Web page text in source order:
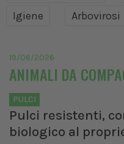
Igiene
Arbovirosi
19/06/2026
ANIMALI DA
PULCI
Pulci resistenti,
biologico al